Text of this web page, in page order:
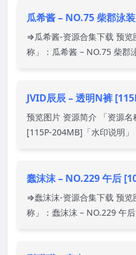
瓜希酱 – NO.75 柴郡泳
⇒瓜希酱-资源合集下载 预览
称」：瓜希酱 – NO.75 柴郡
JVID辰辰 – 透明N裤
预览图片 资源简介 「资源
[115P-204MB]「水印说明」
蠢沫沫 – NO.229 午后
⇒蠢沫沫-资源合集下载 预览
称」：蠢沫沫 – NO.229 午